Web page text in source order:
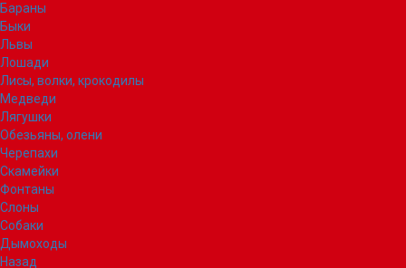
Бараны
Быки
Львы
Лошади
Лисы, волки, крокодилы
Медведи
Лягушки
Обезьяны, олени
Черепахи
Скамейки
Фонтаны
Слоны
Собаки
Дымоходы
Назад